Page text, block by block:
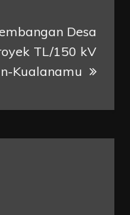
Desa
TL/150 kV
Kualanamu